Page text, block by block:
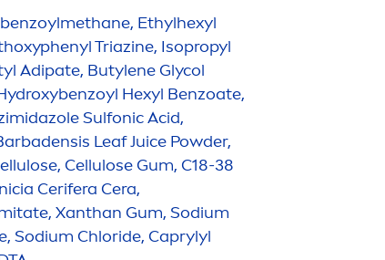
Ethylhexyl
Triazine, Isopropyl
Adipate, Butylene Glycol
xybenzoyl Hexyl Benzoate,
Sulfonic Acid,
Leaf Juice Powder,
Cellulose Gum, C18-38
Cerifera Cera,
Xanthan Gum, Sodium
Sodium Chloride, Caprylyl